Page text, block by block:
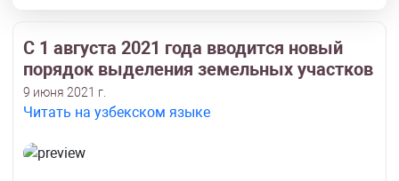
С 1 августа 2021 года вводится новый
порядок выделения земельных участков
9 июня 2021 г.
Читать на узбекском языке